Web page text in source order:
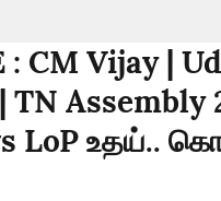
: CM Vijay |
TN Assembly
LoP உதய்..